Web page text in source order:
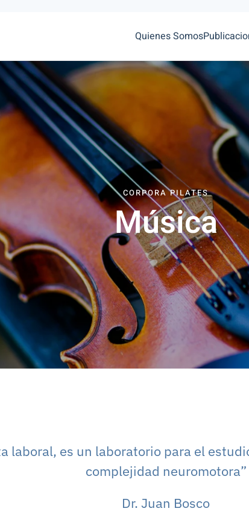
Quienes Somos
CORPORA PILATES
Música
laboral, es un laboratorio para el
complejidad neuromotora”
Dr. Juan Bosco